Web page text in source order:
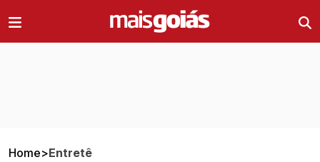
Home>Entretê